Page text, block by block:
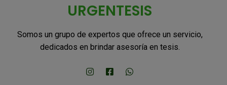
URGENTESIS
Somos un grupo de expertos que ofrece un servicio,
dedicados en brindar asesoría en tesis.